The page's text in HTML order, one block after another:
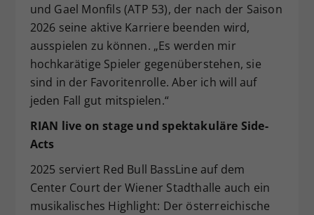
und Gael Monfils (ATP 53), der nach der Saison
2026 seine aktive Karriere beenden wird,
ausspielen zu können. „Es werden mir
hochkarätige Spieler gegenüberstehen, sie
sind in der Favoritenrolle. Aber ich will auf
jeden Fall gut mitspielen.“
RIAN live on stage und spektakuläre Side-
Acts
2025 serviert Red Bull BassLine auf dem
Center Court der Wiener Stadthalle auch ein
musikalisches Highlight: Der österreichische